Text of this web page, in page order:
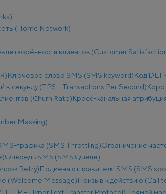
(Home Network)
клиентов (Customer
Ключевое слово SMS (SMS keyword)Код DEF
в секунду (TPS – Transactions Per Second)
(Churn Rate)Кросс-канальная
Masking)
трафика (SMS Throttling)Ограничение
Очередь SMS (SMS Queue)
Retry)Подмена отправителя SMS (SMS
(Welcome Message)Призыв к действию (Call
– HyperText Transfer Protocol)Прямой